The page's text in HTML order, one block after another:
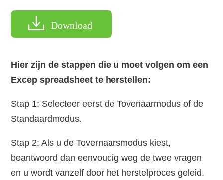
Download
Hier zijn de stappen die u moet volgen om een
Excep spreadsheet te herstellen:
Stap 1: Selecteer eerst de Tovenaarmodus of de
Standaardmodus.
Stap 2: Als u de Tovernaarsmodus kiest,
beantwoord dan eenvoudig weg de twee vragen
en u wordt vanzelf door het herstelproces geleid.